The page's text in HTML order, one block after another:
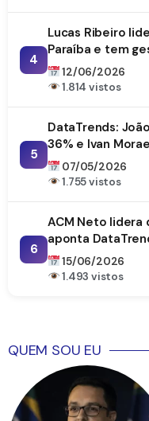
4
Lucas Ribeiro
Paraíba e tem
DataTrends
12/06/2026
1.814 vistos
5
DataTrends:
36% e Ivan
07/05/2026
1.755 vistos
6
ACM Neto lidera
aponta
15/06/2026
1.493 vistos
QUEM SOU EU